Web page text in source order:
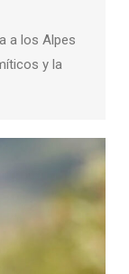
a los Alpes
y la